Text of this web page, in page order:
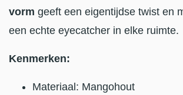
vorm geeft een eigentijdse twist en
een echte eyecatcher in elke ruimte.
Kenmerken:
Materiaal: Mangohout